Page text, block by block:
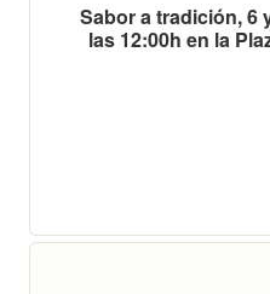
Sabor a tradición, 6
las 12:00h en la